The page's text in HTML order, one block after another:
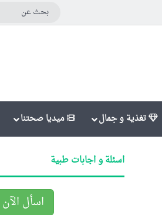
تغذية و جمال ميديا صحتنا
اسئلة و اجابات طبية
اسأل الآن